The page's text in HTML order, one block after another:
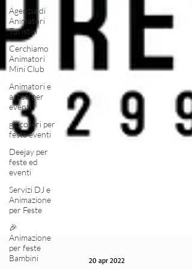
Agenzia di
Animatori
Turistici
Cerchiamo
Animatori
Mini Club
Animatori e
artisti per
eventi
giocolieri per
festa eventi
Deejay per
feste ed
eventi
Servizi DJ e
Animazione
per Feste
🎉
Animazione
per feste
Bambini